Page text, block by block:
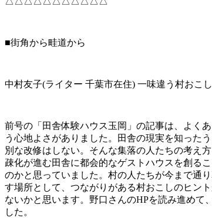
■街角から畦道から
中村友子(ライター 千葉市在住) 一味違う村おこし
前号の「田舎体験ハウス玉岡」の記事は、よく
う心地よさがありました。田舎の現実を知った
別な改修はしない。そんな集落の人たちの考え
疎化が進む田舎に都会的なゲストハウスを創る
のかと思っていました。村の人たちが今まで通
す場所として、つながりがある村おこしのヒン
ないかと思います。野口さんのHPを読み進めて
した。